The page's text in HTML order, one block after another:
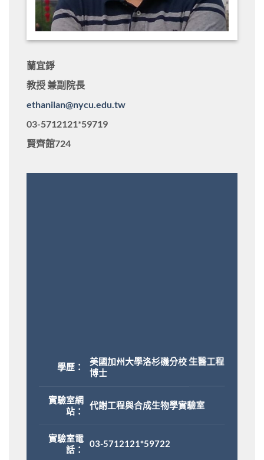
蘭宜錚
教授 兼副院長
ethanilan@nycu.edu.tw
03-5712121*59719
賢齊館724
學歷：
美國加州大學洛杉磯分校 生醫工程
博士
實驗室網
站：
代謝工程與合成生物學實驗室
實驗室電
話：
03-5712121*59722